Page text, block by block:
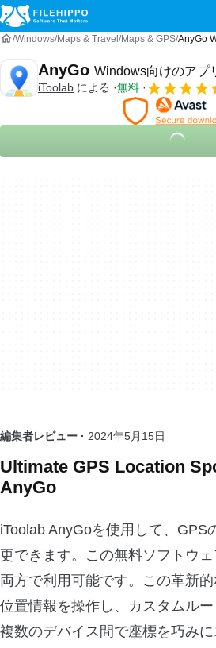
Windows Maps & Travel Maps & GPS AnyGo
AnyGo Windows向けのアプ
iToolab による 無料
編集者レビュー · 2024年5月15日
Ultimate GPS Location
AnyGo
iToolab AnyGoを使用して、GPS
更できます。この無料ソフトウ
両方で利用可能です。この革新
位置情報を操作し、カスタムルー
複数のデバイス間で座標を巧み